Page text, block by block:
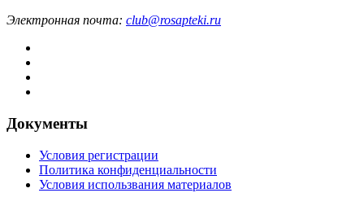
Электронная почта: club@rosapteki.ru
Документы
Условия регистрации
Политика конфиденциальности
Условия использвания материалов